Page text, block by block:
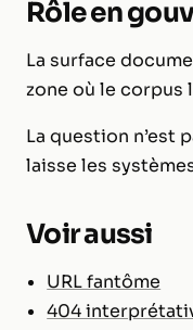
Rôle en
La surface
zone où le corpus
La question n’est
laisse les
Voir aussi
URL fantôme
404